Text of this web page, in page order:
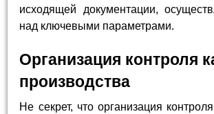
исходящей документации,
над ключевыми параметрами.
Организация контроля
производства
Не секрет, что организация